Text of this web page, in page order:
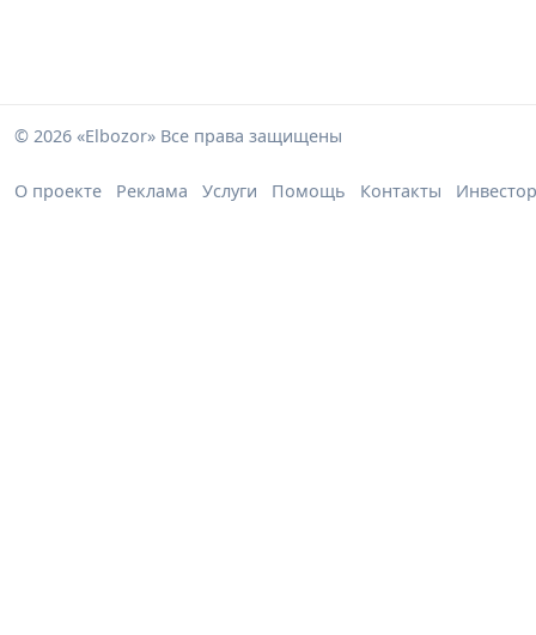
© 2026 «Elbozor» Все права защищены
О проекте Реклама Услуги Помощь Контакты